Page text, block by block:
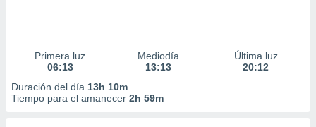
Primera luz
06:13
Mediodía
13:13
Última luz
20:12
Duración del día 13h 10m
Tiempo para el amanecer 2h 59m